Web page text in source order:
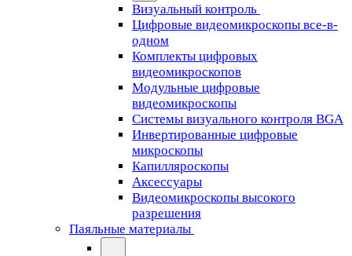
Визуальный контроль
Цифровые видеомикроскопы все-в-
одном
Комплекты цифровых
видеомикроскопов
Модульные цифровые
видеомикроскопы
Cистемы визуального контроля BGA
Инвертированные цифровые
микроскопы
Капилляроскопы
Аксессуары
Видеомикроскопы высокого
разрешения
Паяльные материалы